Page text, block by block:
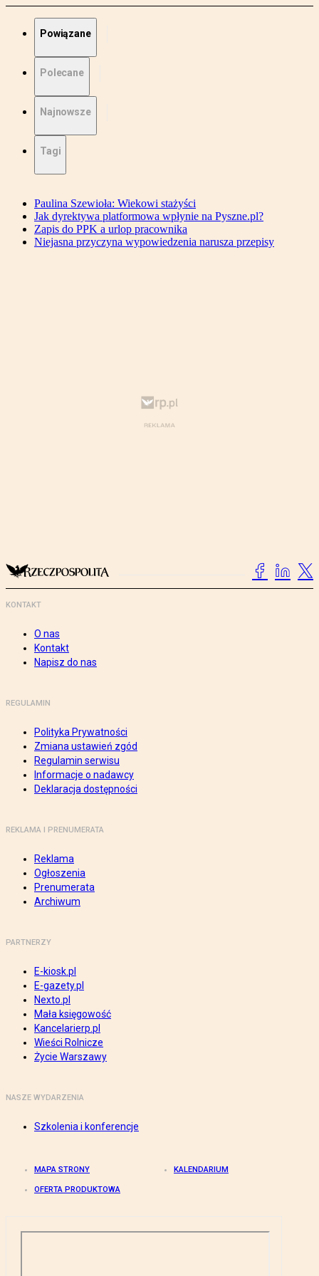
Powiązane
Polecane
Najnowsze
Tagi
Paulina Szewioła: Wiekowi stażyści
Jak dyrektywa platformowa wpłynie na Pyszne.pl?
Zapis do PPK a urlop pracownika
Niejasna przyczyna wypowiedzenia narusza przepisy
KONTAKT
O nas
Kontakt
Napisz do nas
REGULAMIN
Polityka Prywatności
Zmiana ustawień zgód
Regulamin serwisu
Informacje o nadawcy
Deklaracja dostępności
REKLAMA I PRENUMERATA
Reklama
Ogłoszenia
Prenumerata
Archiwum
PARTNERZY
E-kiosk.pl
E-gazety.pl
Nexto.pl
Mała księgowość
Kancelarierp.pl
Wieści Rolnicze
Życie Warszawy
NASZE WYDARZENIA
Szkolenia i konferencje
MAPA STRONY KALENDARIUM
OFERTA PRODUKTOWA